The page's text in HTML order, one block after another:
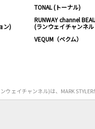
TONAL (トーナル)
ン)
RUNWAY channel
(ランウェイチャンネ
VEQUM（ベクム）
ウェイチャンネル)は、MARK